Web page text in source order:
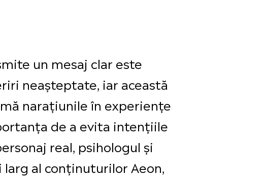
un mesaj clar este
neașteptate, iar această
narațiunile în experiențe
de a evita intențiile
real, psihologul și
al conținuturilor Aeon,